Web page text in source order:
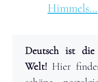
Himmels...
Deutsch ist die
Welt! Hier